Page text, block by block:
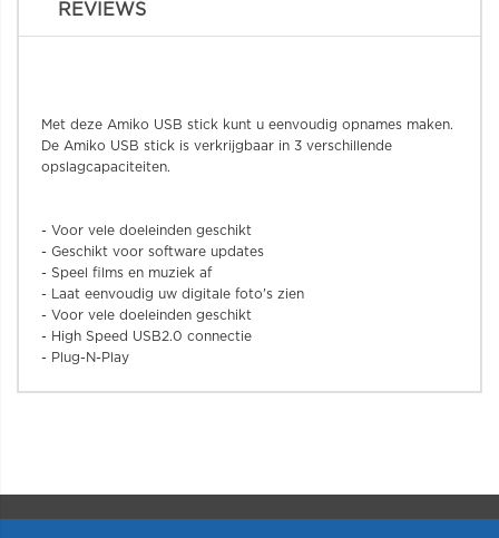
REVIEWS
Met deze Amiko USB stick kunt u eenvoudig opnames maken.
De Amiko USB stick is verkrijgbaar in 3 verschillende
opslagcapaciteiten.
- Voor vele doeleinden geschikt
- Geschikt voor software updates
- Speel films en muziek af
- Laat eenvoudig uw digitale foto's zien
- Voor vele doeleinden geschikt
- High Speed USB2.0 connectie
- Plug-N-Play